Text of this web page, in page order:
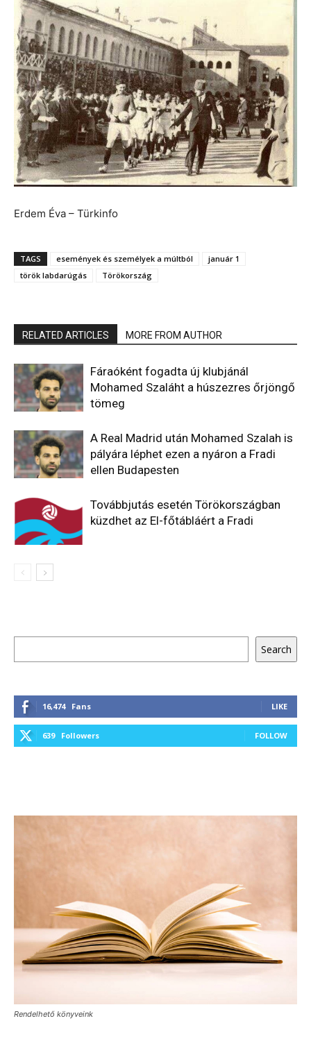
Erdem Éva – Türkinfo
TAGS események és személyek a múltból
január 1
török labdarúgás
Törökország
RELATED ARTICLES MORE FROM AUTHOR
Fáraóként fogadta új klubjánál
Mohamed Szaláht a húszezres őrjöngő
tömeg
A Real Madrid után Mohamed Szalah is
pályára léphet ezen a nyáron a Fradi
ellen Budapesten
Továbbjutás esetén Törökországban
küzdhet az El-főtábláért a Fradi
Search
16,474 Fans LIKE
639 Followers FOLLOW
Rendelhető könyveink